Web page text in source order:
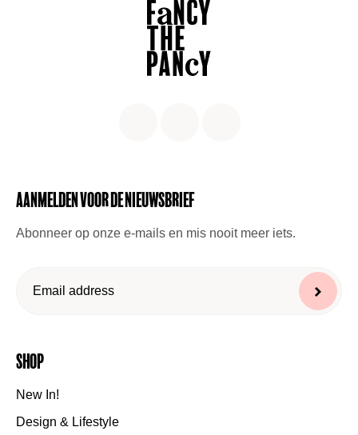
Aanmelden voor de nieuwsbrief
Abonneer op onze e-mails en mis nooit meer iets.
Shop
New In!
Design & Lifestyle